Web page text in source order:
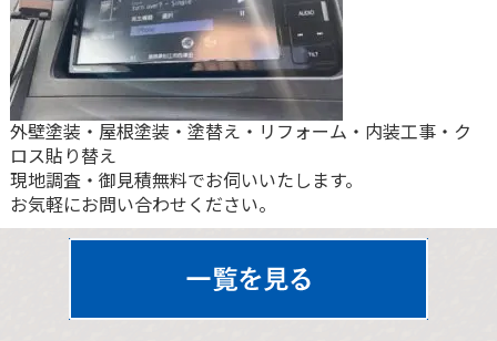
外壁塗装・屋根塗装・塗替え・リフォーム・内装工事・ク
ロス貼り替え
現地調査・御見積無料でお伺いいたします。
お気軽にお問い合わせください。